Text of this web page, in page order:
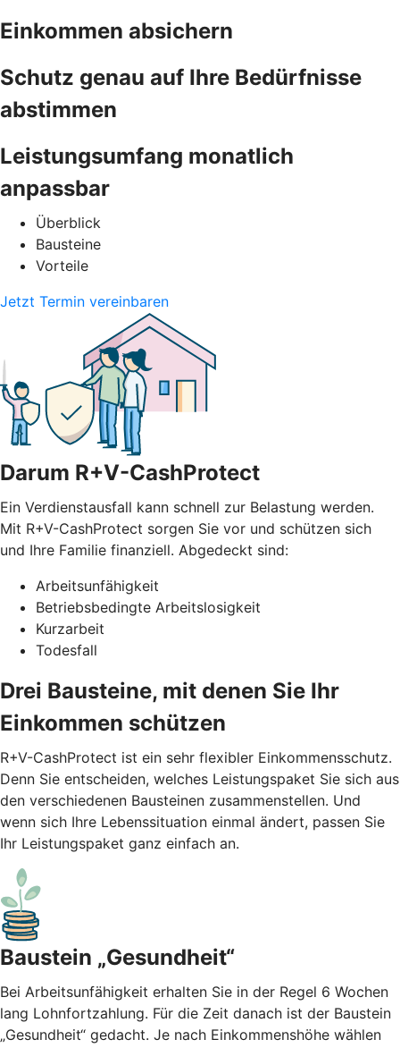
Einkommen absichern
Schutz genau auf Ihre Bedürfnisse
abstimmen
Leistungsumfang monatlich
anpassbar
Überblick
Bausteine
Vorteile
Jetzt Termin vereinbaren
Darum R+V-CashProtect
Ein Verdienstausfall kann schnell zur Belastung werden.
Mit R+V-CashProtect sorgen Sie vor und schützen sich
und Ihre Familie finanziell. Abgedeckt sind:
Arbeitsunfähigkeit
Betriebsbedingte Arbeitslosigkeit
Kurzarbeit
Todesfall
Drei Bausteine, mit denen Sie Ihr
Einkommen schützen
R+V-CashProtect ist ein sehr flexibler Einkommensschutz.
Denn Sie entscheiden, welches Leistungspaket Sie sich aus
den verschiedenen Bausteinen zusammenstellen. Und
wenn sich Ihre Lebenssituation einmal ändert, passen Sie
Ihr Leistungspaket ganz einfach an.
Baustein „Gesundheit“
Bei Arbeitsunfähigkeit erhalten Sie in der Regel 6 Wochen
lang Lohnfortzahlung. Für die Zeit danach ist der Baustein
„Gesundheit“ gedacht. Je nach Einkommenshöhe wählen